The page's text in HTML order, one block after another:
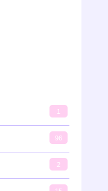
1
96
2